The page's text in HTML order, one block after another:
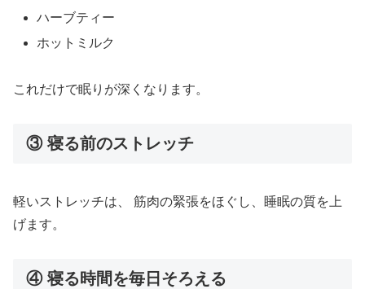
ハーブティー
ホットミルク
これだけで眠りが深くなります。
③ 寝る前のストレッチ
軽いストレッチは、 筋肉の緊張をほぐし、睡眠の質を上
げます。
④ 寝る時間を毎日そろえる